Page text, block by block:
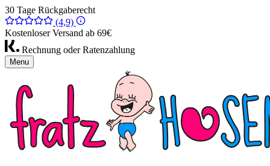
30 Tage Rückgaberecht
(4,9)
Kostenloser Versand ab 69€
Rechnung oder Ratenzahlung
Menu